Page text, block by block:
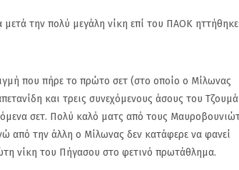
την πολύ μεγάλη νίκη επί του ΠΑΟΚ
που πήρε το πρώτο σετ (στο οποίο ο Μίλωνας
και τρεις συνεχόμενους άσους του
σετ. Πολύ καλό ματς από τους
από την άλλη ο Μίλωνας δεν κατάφερε να φανεί
νίκη του Πήγασου στο φετινό πρωτάθλημα.